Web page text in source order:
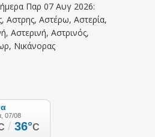
Παρ 07 Αυγ 2026:
Αστρης, Αστέρω, Αστερία,
Αστερινή, Αστρινός,
Νικάνορας